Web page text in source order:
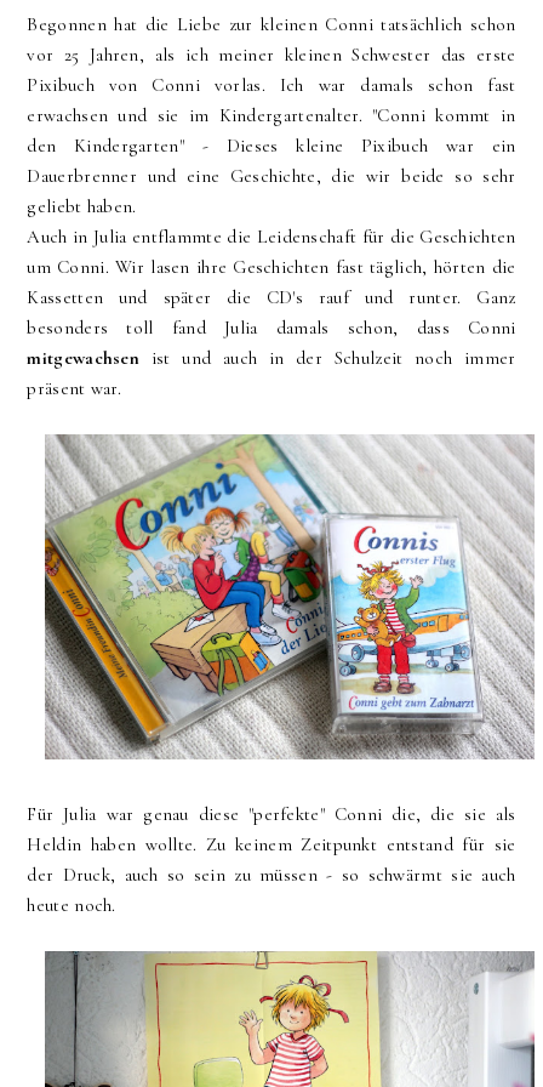
Begonnen hat die Liebe zur kleinen Conni tatsächlich schon
vor 25 Jahren, als ich meiner kleinen Schwester das erste
Pixibuch von Conni vorlas. Ich war damals schon fast
erwachsen und sie im Kindergartenalter. "Conni kommt in
den Kindergarten" - Dieses kleine Pixibuch war ein
Dauerbrenner und eine Geschichte, die wir beide so sehr
geliebt haben.
Auch in Julia entflammte die Leidenschaft für die Geschichten
um Conni. Wir lasen ihre Geschichten fast täglich, hörten die
Kassetten und später die CD's rauf und runter. Ganz
besonders toll fand Julia damals schon, dass Conni
mitgewachsen ist und auch in der Schulzeit noch immer
präsent war.
Für Julia war genau diese "perfekte" Conni die, die sie als
Heldin haben wollte. Zu keinem Zeitpunkt entstand für sie
der Druck, auch so sein zu müssen - so schwärmt sie auch
heute noch.